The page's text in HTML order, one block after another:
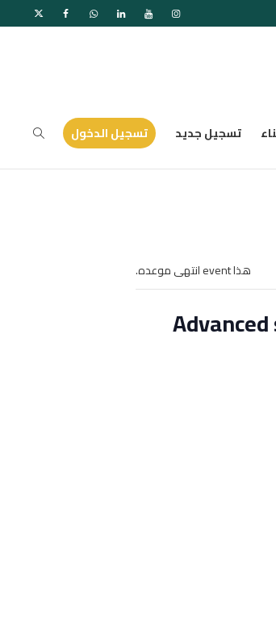
تسجيل جديد تسجيل الدخول
هذا event انتهى موعده.